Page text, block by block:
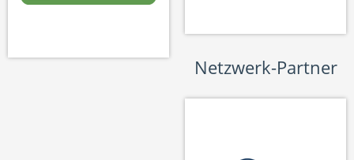
Netzwerk-Partner